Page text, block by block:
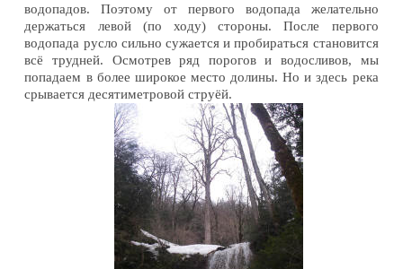
водопадов. Поэтому от первого водопада желательно
держаться левой (по ходу) стороны. После первого
водопада русло сильно сужается и пробираться становится
всё трудней. Осмотрев ряд порогов и водосливов, мы
попадаем в более широкое место долины. Но и здесь река
срывается десятиметровой струёй.